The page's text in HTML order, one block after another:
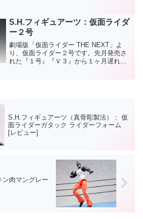
ょっともったいない。ダブルのカラーバ
リエーションだけに食...
S.H.フィギュアーツ：仮面ライダ
ー２号
劇場版「仮面ライダー THE NEXT」よ
り、仮面ライダー２号です。先月発売さ
れた『１号』『Ｖ３』から１ヶ月遅れて
S.H.フィギュアーツ（真骨彫製法）： 仮
面ライダーガタック ライダーフォーム
[レビュー]
肉マングレー